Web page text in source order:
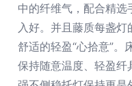
中的纤维气，配合精
入好。并且藤质每盏
舒适的轻盈“心拾意”
保持随意温度、轻盈纤